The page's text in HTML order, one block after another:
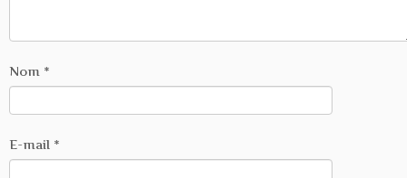
Nom *
E-mail *